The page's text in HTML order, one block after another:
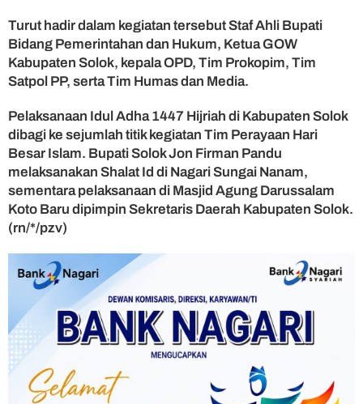
Turut hadir dalam kegiatan tersebut Staf Ahli Bupati
Bidang Pemerintahan dan Hukum, Ketua GOW
Kabupaten Solok, kepala OPD, Tim Prokopim, Tim
Satpol PP, serta Tim Humas dan Media.
Pelaksanaan Idul Adha 1447 Hijriah di Kabupaten Solok
dibagi ke sejumlah titik kegiatan Tim Perayaan Hari
Besar Islam. Bupati Solok Jon Firman Pandu
melaksanakan Shalat Id di Nagari Sungai Nanam,
sementara pelaksanaan di Masjid Agung Darussalam
Koto Baru dipimpin Sekretaris Daerah Kabupaten Solok.
(rn/*/pzv)